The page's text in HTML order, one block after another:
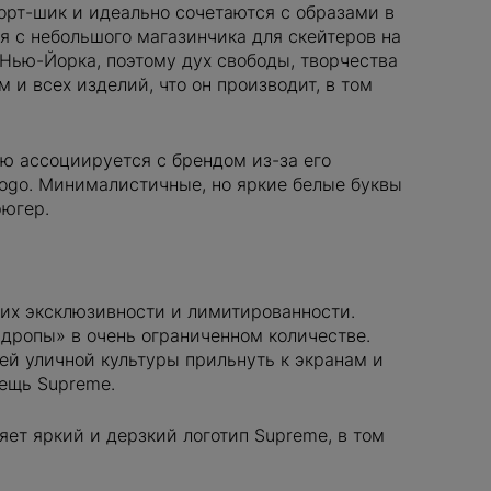
шик и идеально сочетаются с образами в
небольшого магазинчика для скейтеров на
Йорка, поэтому дух свободы, творчества
всех изделий, что он производит, в том
ассоциируется с брендом из-за его
Минималистичные, но яркие белые буквы
эксклюзивности и лимитированности.
в очень ограниченном количестве.
уличной культуры прильнуть к экранам и
Supreme.
яркий и дерзкий логотип Supreme, в том
ДОБАВИТЬ